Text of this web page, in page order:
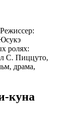
ролях:
С. Пиццуто,
драма,
куна